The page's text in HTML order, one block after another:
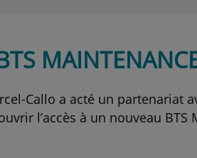
Callo a acté un partenariat
l’accès à un nouveau